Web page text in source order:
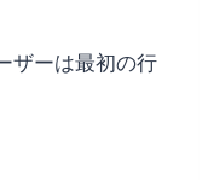
ザーは最初の行